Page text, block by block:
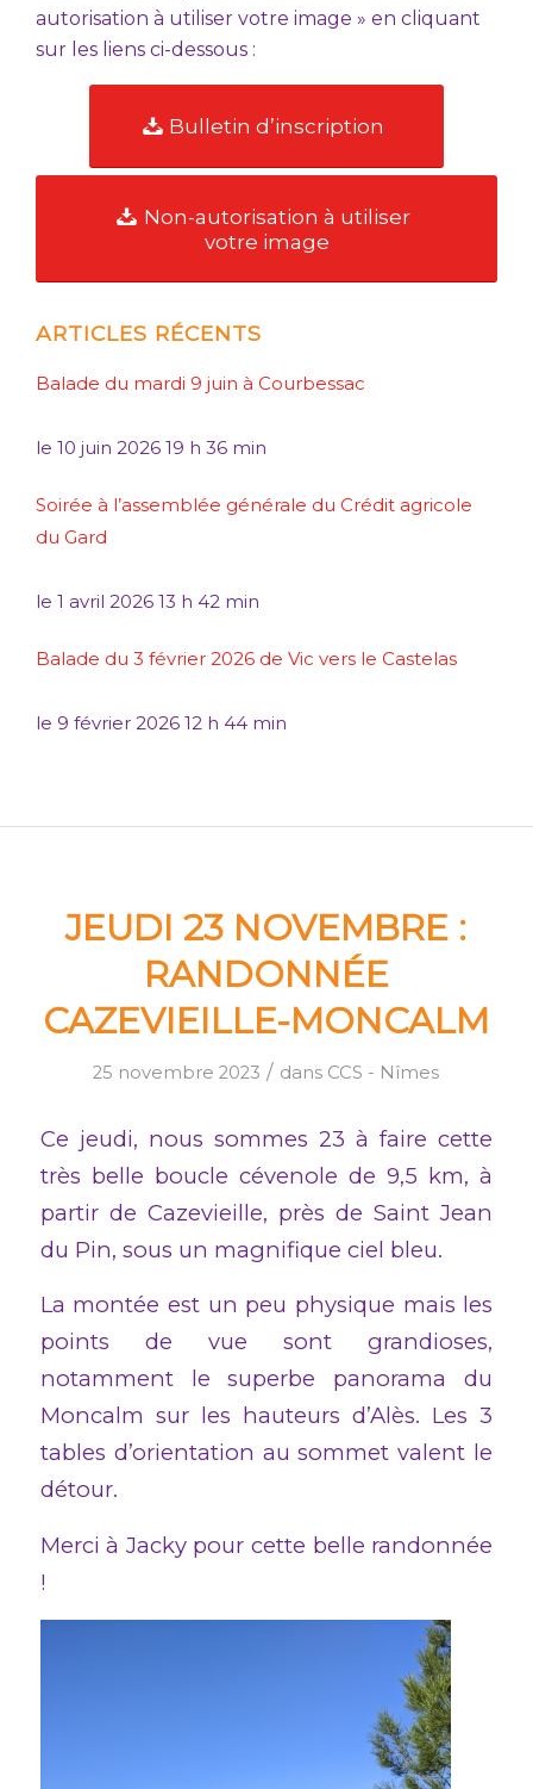
autorisation à utiliser votre image » en cliquant
sur les liens ci-dessous :
Bulletin d’inscription
Non-autorisation à utiliser
votre image
ARTICLES RÉCENTS
Balade du mardi 9 juin à Courbessac
le 10 juin 2026 19 h 36 min
Soirée à l’assemblée générale du Crédit agricole
du Gard
le 1 avril 2026 13 h 42 min
Balade du 3 février 2026 de Vic vers le Castelas
le 9 février 2026 12 h 44 min
JEUDI 23 NOVEMBRE :
RANDONNÉE
CAZEVIEILLE-MONCALM
25 novembre 2023 / dans CCS - Nîmes
Ce jeudi, nous sommes 23 à faire cette
très belle boucle cévenole de 9,5 km, à
partir de Cazevieille, près de Saint Jean
du Pin, sous un magnifique ciel bleu.
La montée est un peu physique mais les
points de vue sont grandioses,
notamment le superbe panorama du
Moncalm sur les hauteurs d’Alès. Les 3
tables d’orientation au sommet valent le
détour.
Merci à Jacky pour cette belle randonnée
!